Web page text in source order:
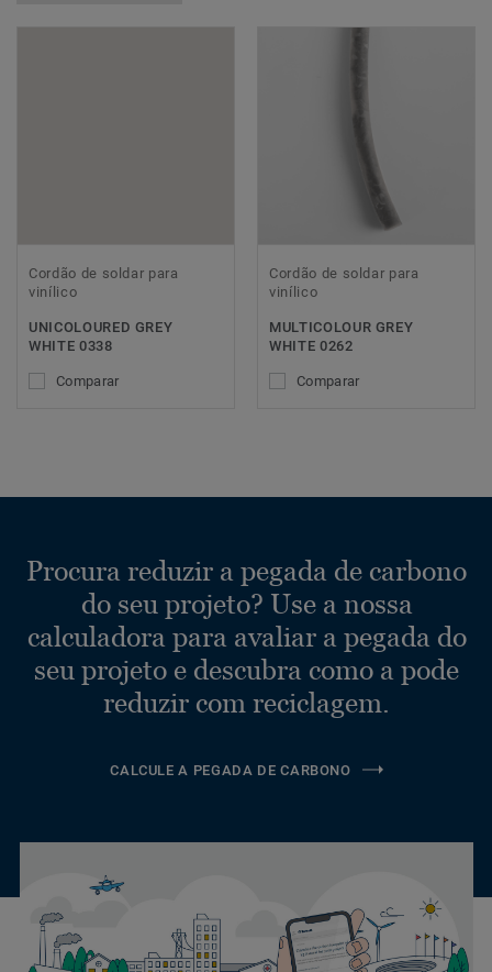
Cordão de soldar para
vinílico
UNICOLOURED GREY
WHITE 0338
Comparar
Cordão de soldar para
vinílico
MULTICOLOUR GREY
WHITE 0262
Comparar
Procura reduzir a pegada de carbono
do seu projeto? Use a nossa
calculadora para avaliar a pegada do
seu projeto e descubra como a pode
reduzir com reciclagem.
CALCULE A PEGADA DE CARBONO